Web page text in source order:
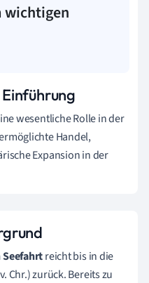
wichtigen
wesentliche Rolle in der
Handel,
Expansion in der
reicht bis in die
Chr.) zurück. Bereits zu